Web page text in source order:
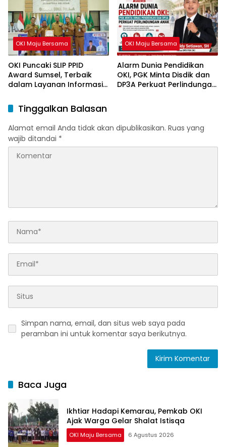
OKI Maju Bersama
OKI Puncaki SLIP PPID
Award Sumsel, Terbaik
dalam Layanan Informasi
OKI Maju Bersama
Alarm Dunia Pendidikan
OKI, PGK Minta Disdik dan
DP3A Perkuat Perlindungan
Tinggalkan Balasan
Alamat email Anda tidak akan dipublikasikan. Ruas yang
wajib ditandai *
Simpan nama, email, dan situs web saya pada
peramban ini untuk komentar saya berikutnya.
Baca Juga
Ikhtiar Hadapi Kemarau, Pemkab OKI
Ajak Warga Gelar Shalat Istisqa
OKI Maju Bersama 6 Agustus 2026